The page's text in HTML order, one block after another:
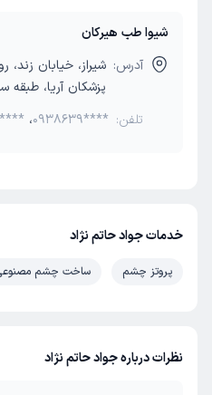
شیوا طب هیرکان
آدرس:
پزشکان آریا، طبقه
تلفن:
،0938639****
خدمات جواد حاتم نژاد
پروتز چشم ساخت چشم
نظرات درباره جواد حاتم نژاد